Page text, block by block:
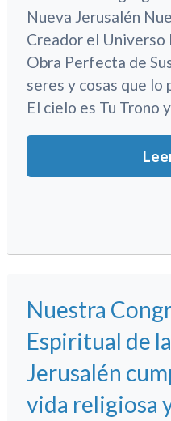
Nueva Jerusalén
Creador el
Obra Perfecta de
seres y cosas que lo
El cielo es Tu Trono
Nuestra
Espiritual de
Jerusalén
vida religiosa